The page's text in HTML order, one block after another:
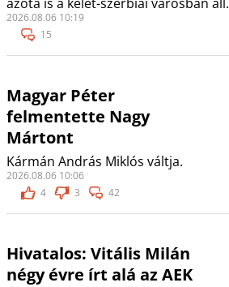
2026.08.06 10:19
15
Magyar Péter
felmentette Nagy
Mártont
Kármán András Miklós váltja.
2026.08.06 10:06
4
3 42
Hivatalos: Vitális Milán
négy évre írt alá az AEK